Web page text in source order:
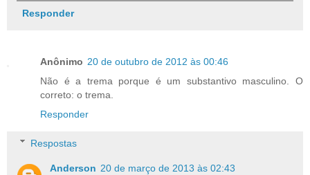
Responder
Anônimo 20 de outubro de 2012 às 00:46
Não é a trema porque é um substantivo masculino. O
correto: o trema.
Responder
Respostas
Anderson 20 de março de 2013 às 02:43